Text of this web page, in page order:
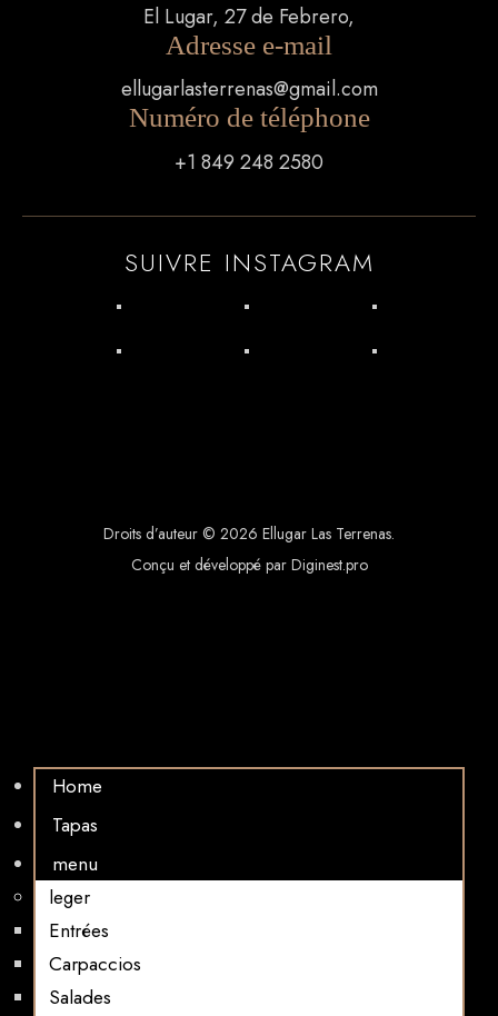
El Lugar, 27 de Febrero,
Adresse e-mail
ellugarlasterrenas@gmail.com
Numéro de téléphone
+1 849 248 2580
SUIVRE INSTAGRAM
Droits d’auteur © 2026 Ellugar Las Terrenas.
Conçu et développé par Diginest.pro
Home
Tapas
menu
leger
Entrées
Carpaccios
Salades